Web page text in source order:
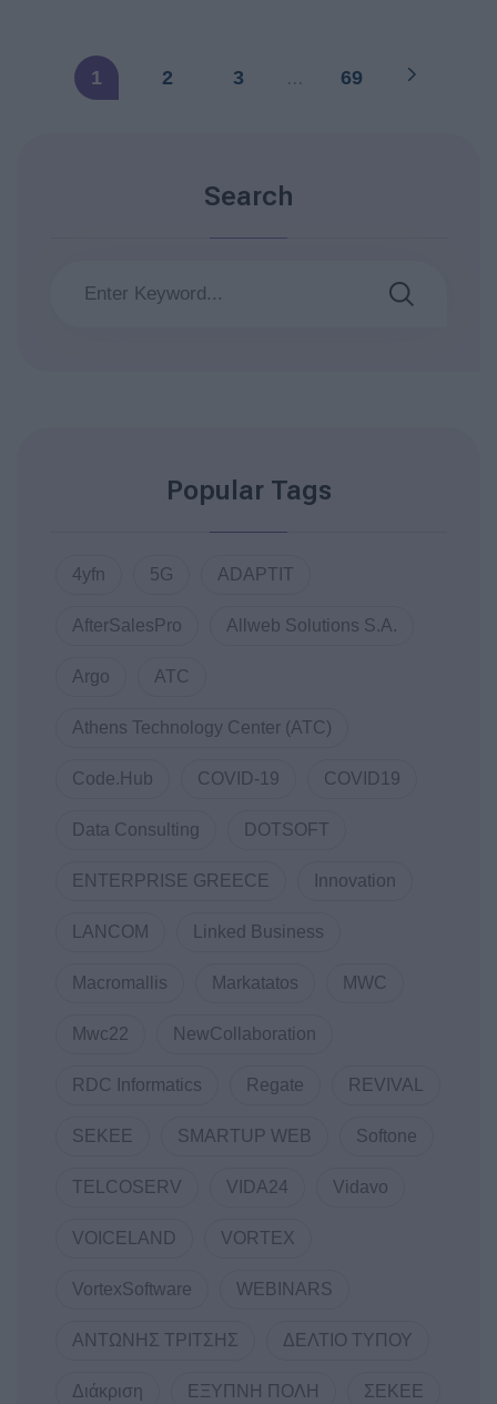
1 2 3 … 69
Search
Popular Tags
4yfn 5G ADAPTIT
AfterSalesPro Allweb Solutions S.A.
Argo ATC
Athens Technology Center (ATC)
Code.Hub COVID-19 COVID19
Data Consulting DOTSOFT
ENTERPRISE GREECE Innovation
LANCOM Linked Business
Macromallis Markatatos MWC
Mwc22 NewCollaboration
RDC Informatics Regate REVIVAL
SEKEE SMARTUP WEB Softone
TELCOSERV VIDA24 Vidavo
VOICELAND VORTEX
VortexSoftware WEBINARS
ΑΝΤΩΝΗΣ ΤΡΙΤΣΗΣ ΔΕΛΤΙΟ ΤΥΠΟΥ
Διάκριση ΕΞΥΠΝΗ ΠΟΛΗ ΣΕΚΕΕ